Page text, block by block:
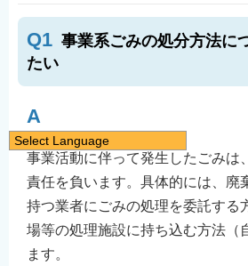
Q1 事業系ごみの処分方法に
たい
A
事業活動に伴って発生したごみは
責任を負います。具体的には、廃
持つ業者にごみの処理を委託する
場等の処理施設に持ち込む方法（
ます。
Select Language
日本語
English
繁體中文